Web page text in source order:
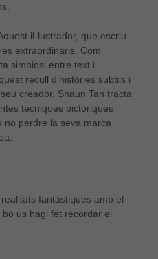
il·lustrador, que escriu
extraordinaris. Com
simbiosi entre text i
recull d’històries subtils i
creador. Shaun Tan tracta
tècniques pictòriques
no perdre la seva marca
fantàstiques amb el
us hagi fet recordar el
Necessàries
Aquestes
cookies no
són
opcionals,
són
necessàries
Estadístiques
Per a millorar